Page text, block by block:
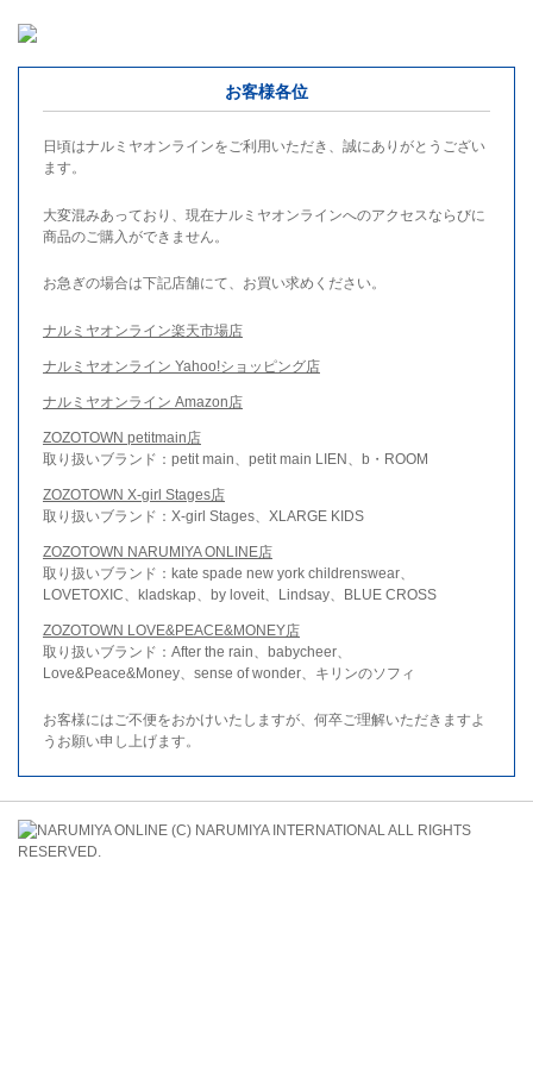
お客様各位
日頃はナルミヤオンラインをご利用いただき、誠にありがとうござい
ます。
大変混みあっており、現在ナルミヤオンラインへのアクセスならびに
商品のご購入ができません。
お急ぎの場合は下記店舗にて、お買い求めください。
ナルミヤオンライン楽天市場店
ナルミヤオンライン Yahoo!ショッピング店
ナルミヤオンライン Amazon店
ZOZOTOWN petitmain店
取り扱いブランド：petit main、petit main LIEN、b・ROOM
ZOZOTOWN X-girl Stages店
取り扱いブランド：X-girl Stages、XLARGE KIDS
ZOZOTOWN NARUMIYA ONLINE店
取り扱いブランド：kate spade new york childrenswear、
LOVETOXIC、kladskap、by loveit、Lindsay、BLUE CROSS
ZOZOTOWN LOVE&PEACE&MONEY店
取り扱いブランド：After the rain、babycheer、
Love&Peace&Money、sense of wonder、キリンのソフィ
お客様にはご不便をおかけいたしますが、何卒ご理解いただきますよ
うお願い申し上げます。